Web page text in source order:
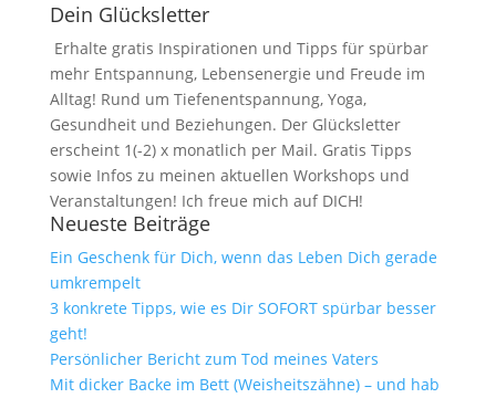
Dein Glücksletter
Erhalte gratis Inspirationen und Tipps für spürbar
mehr Entspannung, Lebensenergie und Freude im
Alltag! Rund um Tiefenentspannung, Yoga,
Gesundheit und Beziehungen. Der Glücksletter
erscheint 1(-2) x monatlich per Mail. Gratis Tipps
sowie Infos zu meinen aktuellen Workshops und
Veranstaltungen! Ich freue mich auf DICH!
Neueste Beiträge
Ein Geschenk für Dich, wenn das Leben Dich gerade
umkrempelt
3 konkrete Tipps, wie es Dir SOFORT spürbar besser
geht!
Persönlicher Bericht zum Tod meines Vaters
Mit dicker Backe im Bett (Weisheitszähne) – und hab